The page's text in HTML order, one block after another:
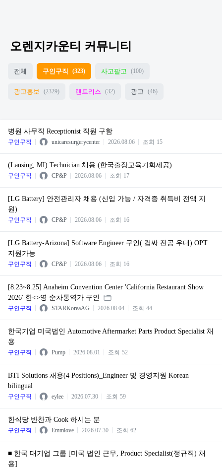
오렌지카운티 커뮤니티
전체 구인구직 (323) 사고팔고 (100)
광고홍보 (2329) 렌트리스 (32) 광고 (46)
병원 사무직 Receptionist 직원 구함
구인구직 unicaresurgerycenter 2026.08.06 조회 15
(Lansing, MI) Technician 채용 (한국출장교육기회제공)
구인구직 CP&P 2026.08.06 조회 17
[LG Battery] 안전관리자 채용 (신입 가능 / 자격증 취득비 전액 지
원)
구인구직 CP&P 2026.08.06 조회 16
[LG Battery-Arizona] Software Engineer 구인( 컴싸 전공 우대) OPT
지원가능
구인구직 CP&P 2026.08.06 조회 16
[8.23~8.25] Anaheim Convention Center 'California Restaurant Show
2026' 한<>영 순차통역가 구인
구인구직 STARKoreaAG 2026.08.04 조회 44
한국기업 미국법인 Automotive Aftermarket Parts Product Specialist 채
용
구인구직 Pump 2026.08.01 조회 52
BTI Solutions 채용(4 Positions)_Engineer 및 경영지원 Korean
bilingual
구인구직 eylee 2026.07.30 조회 59
한식당 반찬과 Cook 하시는 분
구인구직 Emmlove 2026.07.30 조회 62
■ 한국 대기업 그룹 [미국 법인 근무, Product Specialist(정규직) 채
용]